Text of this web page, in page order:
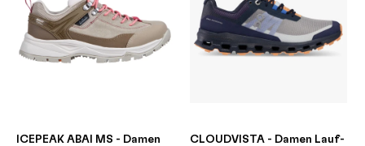
ICEPEAK ABAI MS - Damen
CLOUDVISTA - Damen Lauf-